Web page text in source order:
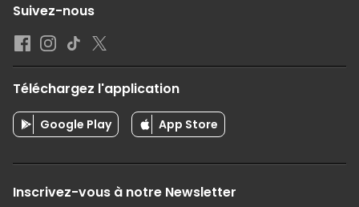
Suivez-nous
Téléchargez l'application
Google Play App Store
Inscrivez-vous à notre Newsletter